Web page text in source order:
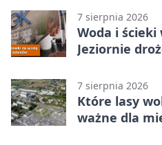
7 sierpnia 2026
Woda i
Jeziornie
7 sierpnia 2026
Które lasy
ważne dla